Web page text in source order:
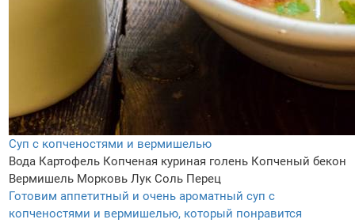
Суп с копченостями и вермишелью
Вода Картофель Копченая куриная голень Копченый бекон
Вермишель Морковь Лук Соль Перец
Готовим аппетитный и очень ароматный суп с
копченостями и вермишелью, который понравится